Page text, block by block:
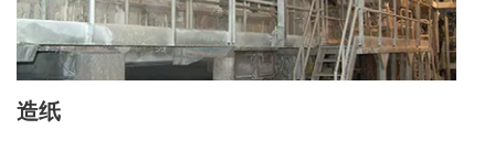
造纸